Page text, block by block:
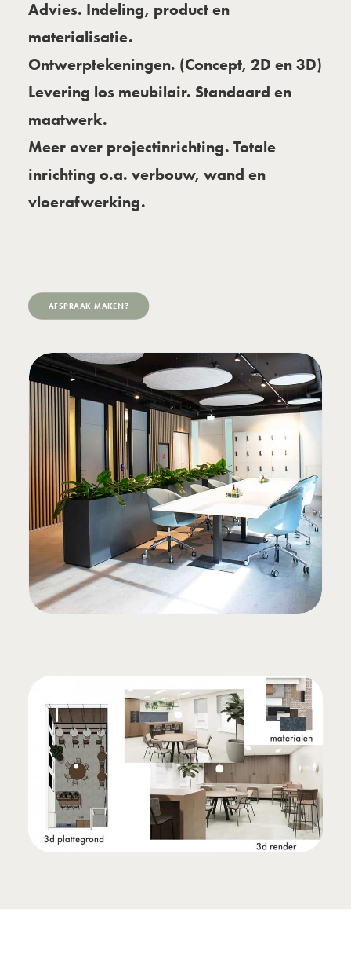
Advies. Indeling, product en
materialisatie.
Ontwerptekeningen. (Concept, 2D en 3D)
Levering los meubilair. Standaard en
maatwerk.
Meer over projectinrichting. Totale
inrichting o.a. verbouw, wand en
vloerafwerking.
AFSPRAAK MAKEN?